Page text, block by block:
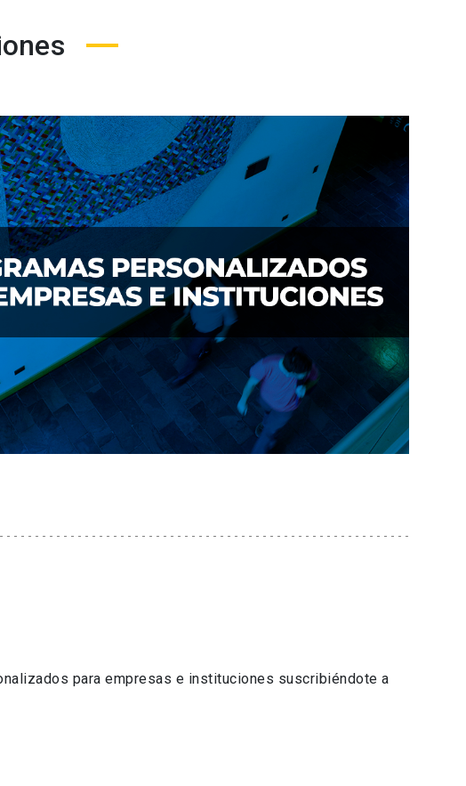
para empresas e instituciones suscribiéndote a